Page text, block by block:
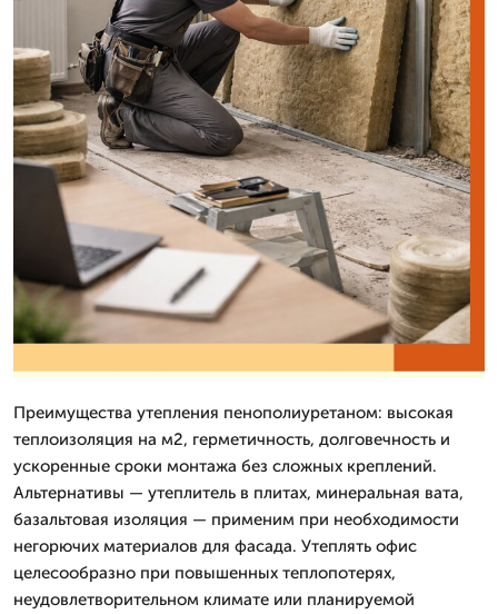
Преимущества утепления пенополиуретаном: высокая
теплоизоляция на м2, герметичность, долговечность и
ускоренные сроки монтажа без сложных креплений.
Альтернативы — утеплитель в плитах, минеральная вата,
базальтовая изоляция — применим при необходимости
негорючих материалов для фасада. Утеплять офис
целесообразно при повышенных теплопотерях,
неудовлетворительном климате или планируемой